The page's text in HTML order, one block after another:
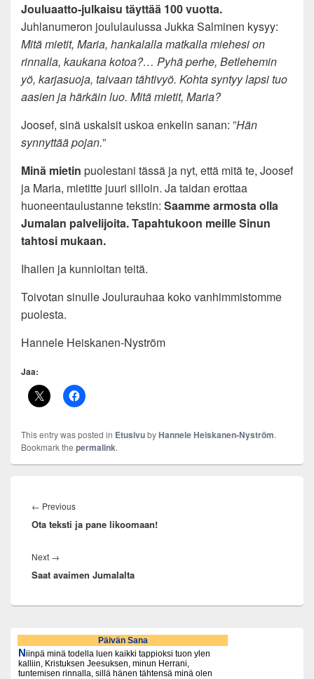
Jouluaatto-julkaisu täyttää 100 vuotta.
Juhlanumeron joululaulussa Jukka Salminen kysyy:
Mitä mietit, Maria, hankalalla matkalla miehesi on
rinnalla, kaukana kotoa?… Pyhä perhe, Betlehemin
yö, karjasuoja, taivaan tähtivyö. Kohta syntyy lapsi tuo
aasien ja härkäin luo. Mitä mietit, Maria?
Joosef, sinä uskalsit uskoa enkelin sanan: ”Hän
synnyttää pojan.”
Minä mietin puolestani tässä ja nyt, että mitä te, Joosef
ja Maria, mietitte juuri silloin. Ja taidan erottaa
huoneentaulustanne tekstin: Saamme armosta olla
Jumalan palvelijoita.Tapahtukoon meille Sinun
tahtosi mukaan.
Ihailen ja kunnioitan teitä.
Toivotan sinulle Joulurauhaa koko vanhimmistomme
puolesta.
Hannele Heiskanen-Nyström
Jaa:
This entry was posted in EtusivubyHannele Heiskanen-Nyström.
Bookmark the permalink.
selaus
← PreviousPrevious
post:
Ota teksti ja pane likoomaan!
Next →
post:
Saat avaimen Jumalalta
Primary
Sidebar
Widget
Area